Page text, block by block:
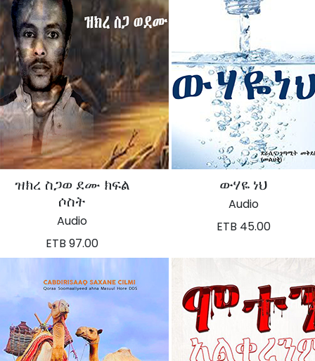
ዝክረ ስጋወ ደሙ ክፍል
ሶስት
Audio
ETB 97.00
ውሃዬ ነህ
Audio
ETB 45.00